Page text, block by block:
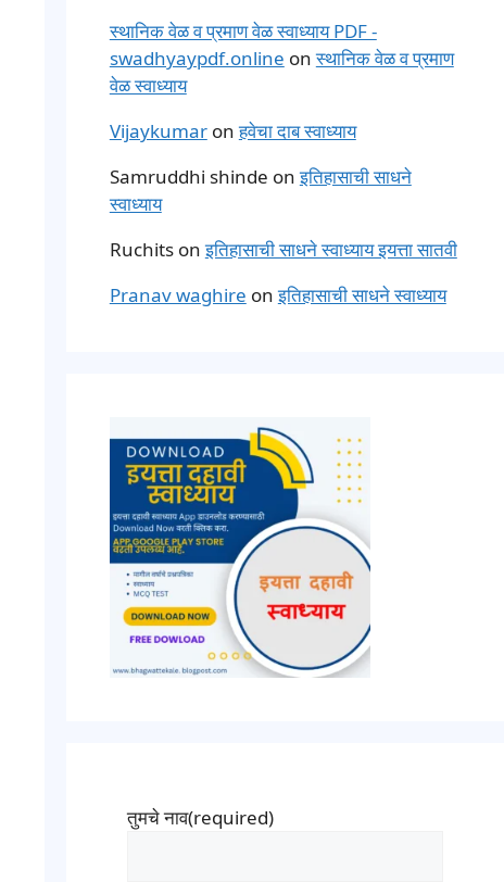
स्थानिक वेळ व प्रमाण वेळ स्वाध्याय PDF -
swadhyaypdf.online onस्थानिक वेळ व प्रमाण
वेळ स्वाध्याय
Vijaykumaronहवेचा दाब स्वाध्याय
Samruddhi shinde onइतिहासाची साधने
स्वाध्याय
Ruchitsonइतिहासाची साधने स्वाध्याय इयत्ता सातवी
Pranav waghire onइतिहासाची साधने स्वाध्याय
तुमचे नाव(required)